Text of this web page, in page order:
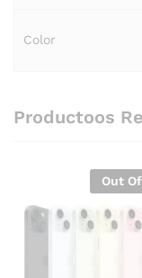
Color
Productoos
Out